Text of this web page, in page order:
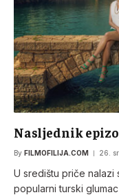
Nasljednik
By FILMOFILIJA.COM 26.
U središtu priče nalazi
popularni turski